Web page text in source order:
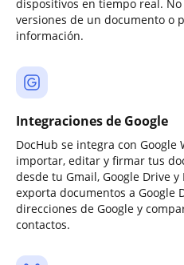
dispositivos en tiempo real.
versiones de un documento o
información.
Integraciones de Google
DocHub se integra con
importar, editar y firmar tus
desde tu Gmail, Google Drive
exporta documentos a
direcciones de Google y
contactos.